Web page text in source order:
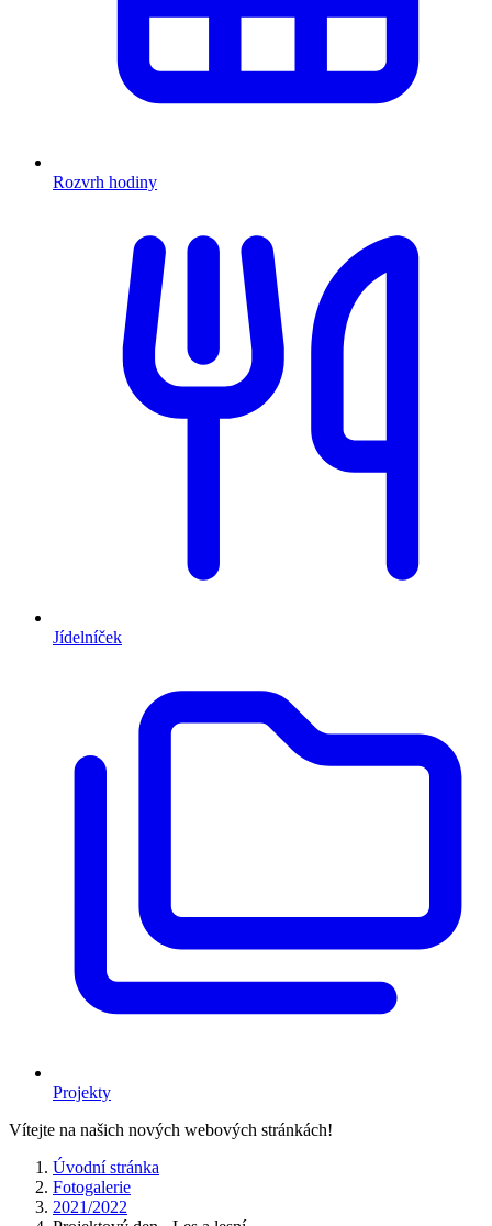
Rozvrh hodiny
Jídelníček
Projekty
Vítejte na našich nových webových stránkách!
Úvodní stránka
Fotogalerie
2021/2022